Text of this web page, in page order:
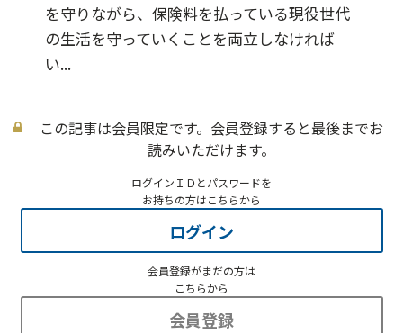
を守りながら、保険料を払っている現役世代
の生活を守っていくことを両立しなければ
い...
この記事は会員限定です。会員登録すると最後までお
読みいただけます。
ログインＩＤとパスワードを
お持ちの方はこちらから
ログイン
会員登録がまだの方は
こちらから
会員登録